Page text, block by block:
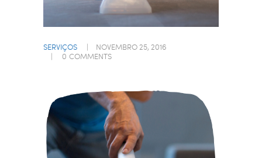
SERVIÇOS
NOVEMBRO 25, 2016
0 COMMENTS